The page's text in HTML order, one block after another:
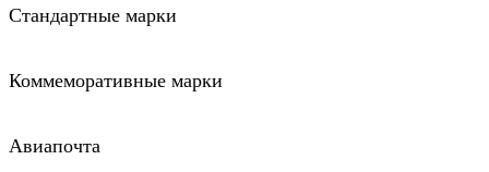
Стандартные марки
Коммеморативные марки
Авиапочта